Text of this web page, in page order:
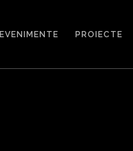
EVENIMENTE PROIECTE